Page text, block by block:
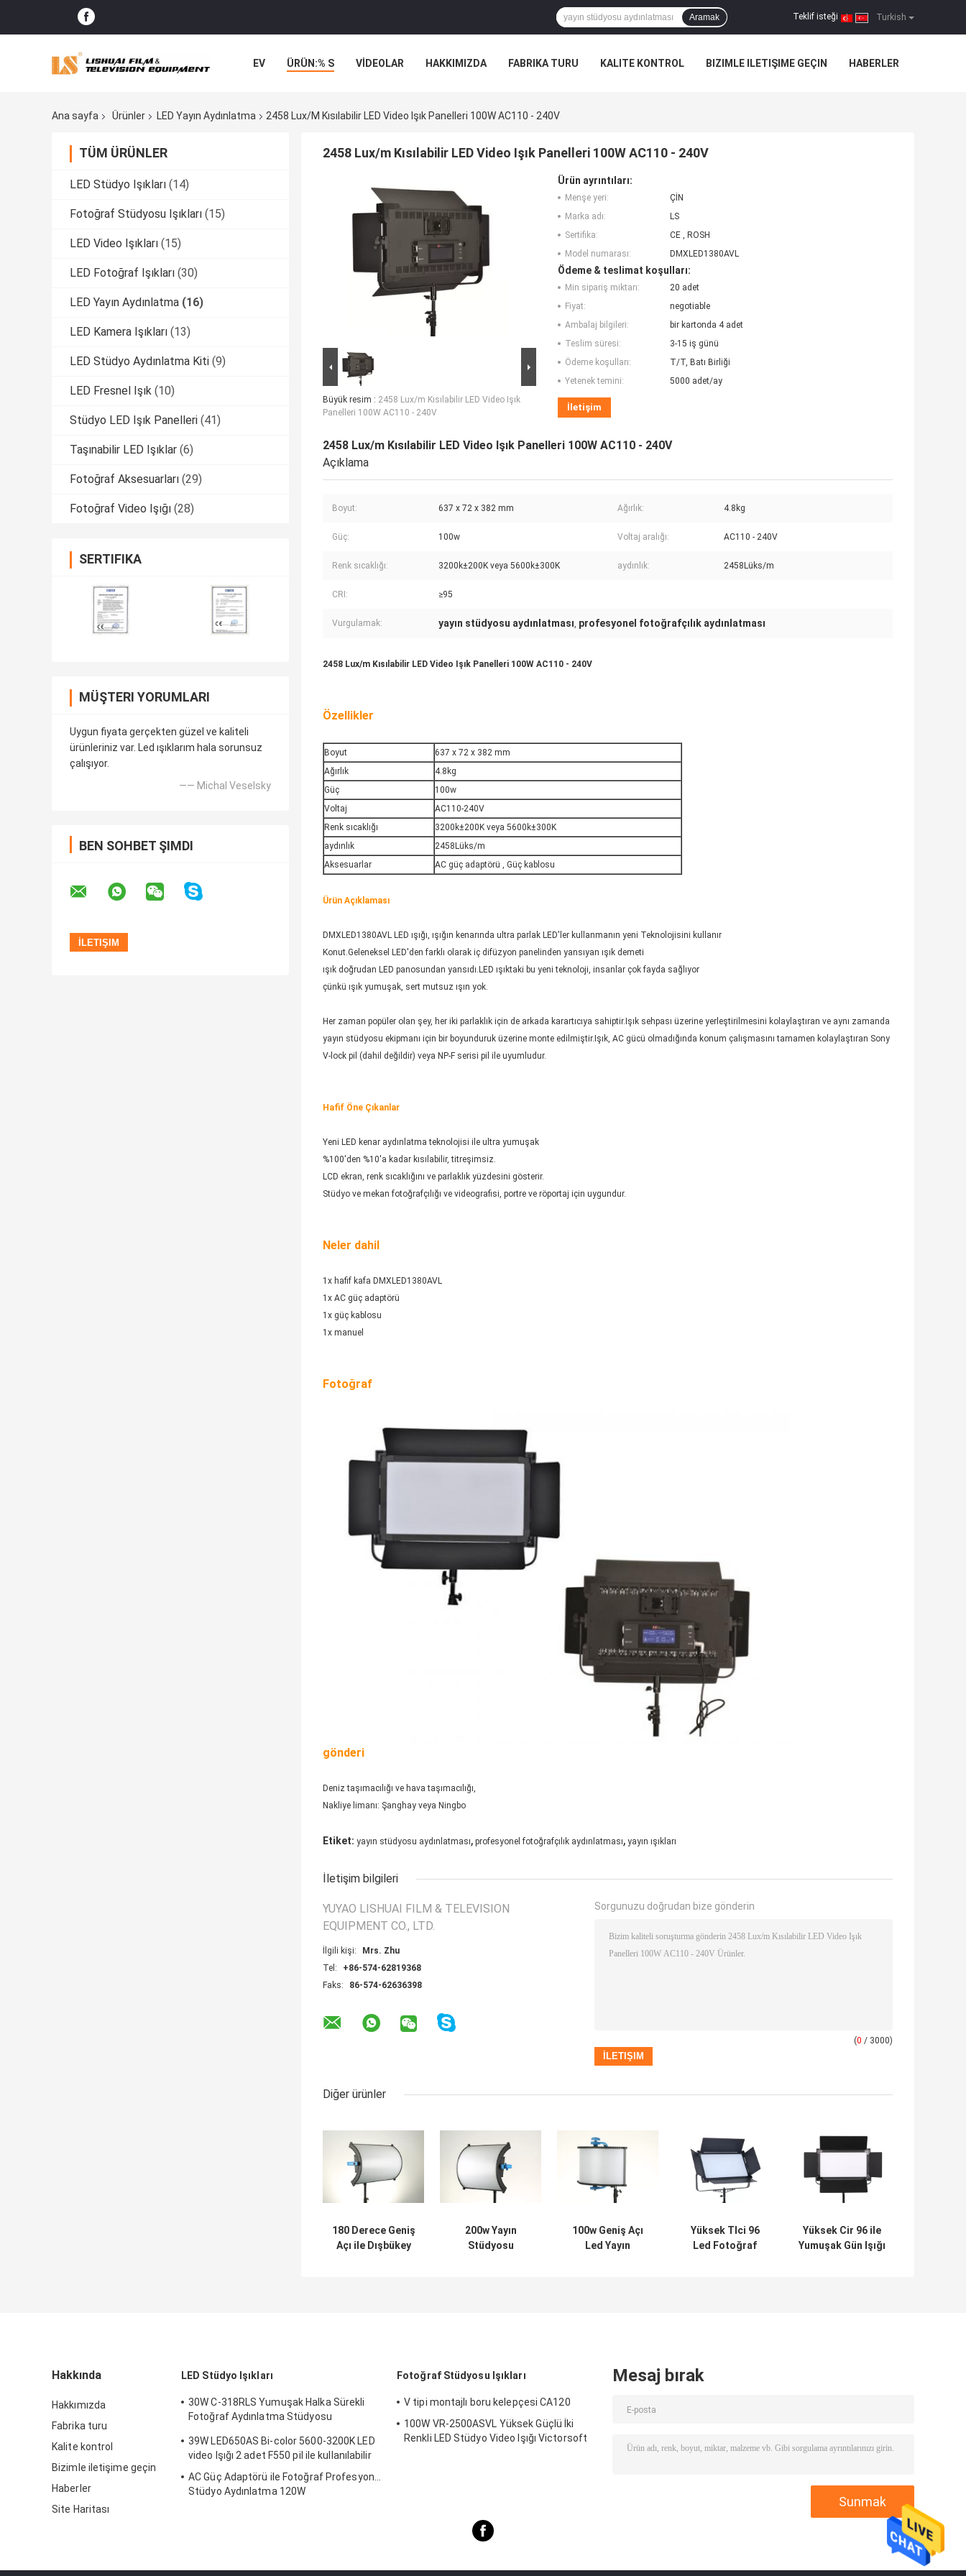
Turkish
Teklif isteği |
Aramak
EV ÜRÜN:% S VİDEOLAR HAKKIMIZDA FABRIKA TURU KALITE KONTROL BIZIMLE ILETIŞIME GEÇIN HABERLER
Ana sayfa
Ürünler LED Yayın Aydınlatma 2458 Lux/m Kısılabilir LED Video Işık Panelleri 100W AC110 - 240V
TÜM ÜRÜNLER
LED Stüdyo Işıkları (14)
Fotoğraf Stüdyosu Işıkları (15)
LED Video Işıkları (15)
LED Fotoğraf Işıkları (30)
LED Yayın Aydınlatma (16)
LED Kamera Işıkları (13)
LED Stüdyo Aydınlatma Kiti (9)
LED Fresnel Işık (10)
Stüdyo LED Işık Panelleri (41)
Taşınabilir LED Işıklar (6)
Fotoğraf Aksesuarları (29)
Fotoğraf Video Işığı (28)
SERTIFIKA
MÜŞTERI YORUMLARI
Uygun fiyata gerçekten güzel ve kaliteli
ürünleriniz var. Led ışıklarım hala sorunsuz
çalışıyor.
—— Michal Veselsky
BEN SOHBET ŞIMDI
2458 Lux/m Kısılabilir LED Video Işık Panelleri 100W AC110 - 240V
Büyük resim : 2458 Lux/m Kısılabilir LED Video Işık
Panelleri 100W AC110 - 240V
Ürün ayrıntıları:
Menşe yeri:
ÇİN
Marka adı:
LS
Sertifika:
CE , ROSH
Model numarası:
DMXLED1380AVL
Ödeme & teslimat koşulları:
Min sipariş miktarı:
20 adet
Fiyat:
negotiable
Ambalaj bilgileri:
bir kartonda 4 adet
Teslim süresi:
3-15 iş günü
Ödeme koşulları:
T/T, Batı Birliği
Yetenek temini:
5000 adet/ay
İletişim
2458 Lux/m Kısılabilir LED Video Işık Panelleri 100W AC110 - 240V
Açıklama
Boyut: 637 x 72 x 382 mm Ağırlık: 4.8kg
Güç: 100w Voltaj aralığı: AC110 - 240V
Renk sıcaklığı: 3200k±200K veya 5600k±300K aydınlık: 2458Lüks/m
CRI: ≥95
Vurgulamak: yayın stüdyosu aydınlatması, profesyonel fotoğrafçılık aydınlatması
2458 Lux/m Kısılabilir LED Video Işık Panelleri 100W AC110 - 240V
Özellikler
Boyut
637 x 72 x 382 mm
Ağırlık
4.8kg
Güç
100w
Voltaj
AC110-240V
Renk sıcaklığı
3200k±200K veya 5600k±300K
aydınlık
2458Lüks/m
Aksesuarlar
AC güç adaptörü , Güç kablosu
Ürün Açıklaması
DMXLED1380AVL LED ışığı, ışığın kenarında ultra parlak LED'ler kullanmanın yeni Teknolojisini kullanır
Konut.Geleneksel LED'den farklı olarak iç difüzyon panelinden yansıyan ışık demeti
ışık doğrudan LED panosundan yansıdı.LED ışıktaki bu yeni teknoloji, insanlar çok fayda sağlıyor
çünkü ışık yumuşak, sert mutsuz ışın yok.
Her zaman popüler olan şey, her iki parlaklık için de arkada karartıcıya sahiptir.Işık sehpası üzerine yerleştirilmesini kolaylaştıran ve aynı zamanda
yayın stüdyosu ekipmanı için bir boyunduruk üzerine monte edilmiştir.Işık, AC gücü olmadığında konum çalışmasını tamamen kolaylaştıran Sony
V-lock pil (dahil değildir) veya NP-F serisi pil ile uyumludur.
Hafif Öne Çıkanlar
Yeni LED kenar aydınlatma teknolojisi ile ultra yumuşak
%100'den %10'a kadar kısılabilir, titreşimsiz.
LCD ekran, renk sıcaklığını ve parlaklık yüzdesini gösterir.
Stüdyo ve mekan fotoğrafçılığı ve videografisi, portre ve röportaj için uygundur.
Neler dahil
1x hafif kafa DMXLED1380AVL
1x AC güç adaptörü
1x güç kablosu
1x manuel
Fotoğraf
gönderi
Deniz taşımacılığı ve hava taşımacılığı,
Nakliye limanı: Şanghay veya Ningbo
Etiket: yayın stüdyosu aydınlatması, profesyonel fotoğrafçılık aydınlatması, yayın ışıkları
İletişim bilgileri
YUYAO LISHUAI FILM & TELEVISION
EQUIPMENT CO., LTD.
İlgili kişi:
Mrs. Zhu
Tel:
+86-574-62819368
Faks:
86-574-62636398
Sorgunuzu doğrudan bize gönderin
(0 / 3000)
Diğer ürünler
180 Derece Geniş
Açı ile Dışbükey
200w Yayın
Stüdyosu
100w Geniş Açı
Led Yayın
Yüksek Tlci 96
Led Fotoğraf
Yüksek Cir 96 ile
Yumuşak Gün Işığı
Hakkında
Hakkımızda
Fabrika turu
Kalite kontrol
Bizimle iletişime geçin
Haberler
Site Haritası
LED Stüdyo Işıkları
30W C-318RLS Yumuşak Halka Sürekli
Fotoğraf Aydınlatma Stüdyosu
39W LED650AS Bi-color 5600-3200K LED
video Işığı 2 adet F550 pil ile kullanılabilir
AC Güç Adaptörü ile Fotoğraf Profesyonel
Stüdyo Aydınlatma 120W
Fotoğraf Stüdyosu Işıkları
V tipi montajlı boru kelepçesi CA120
100W VR-2500ASVL Yüksek Güçlü İki
Renkli LED Stüdyo Video Işığı Victorsoft
Mesaj bırak